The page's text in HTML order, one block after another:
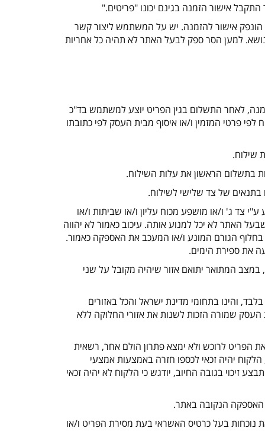
".
אישור להזמנה. יש על המשתמש ליצור קשר
למען הסר ספק לבעל האתר לא תהיה כל אחריות
לאחר התשלום בגין הפריט יוצע למשתמש בד"כ
לפי פרטי המזמין ו/או איסוף מבית העסק לפי כתובתו
בתנאים של צד שלישי לשילוח.
צד ג' ו/או מושפע מכוח עליון ו/או שביתות ו/או
האתר לא יכל למנוע אותה. עיכוב כאמור לא יהווה
הגורם המונע ו/או המעכב את האספקה כאמור.
את ספירת הימים.
המתואר יתואם אזור שיהיה מקובל על שני
והינו בתחומי מדינת ישראל והכל באזורים
העסק שמורה הזכות לשנות את אזורי החלוקה ללא
הפריט לרוכש ולא ימצא פתרון הולם אחר, רשאית
יהיה זכאי לכספו חזרה באמצעות אמצעי
זיכוי בגובה החיוב, יודגש כי הלקוח לא יהיה זכאי
בעל כרטיס האשראי בעת מסירת הפריט ו/או